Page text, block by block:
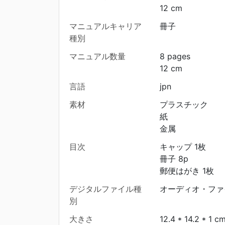
12 cm
マニュアルキャリア
種別
冊子
マニュアル数量
8 pages
12 cm
言語
jpn
素材
プラスチック
紙
金属
目次
キャップ 1枚
冊子 8p
郵便はがき 1枚
デジタルファイル種
別
オーディオ・フ
大きさ 12.4 * 14.2 * 1